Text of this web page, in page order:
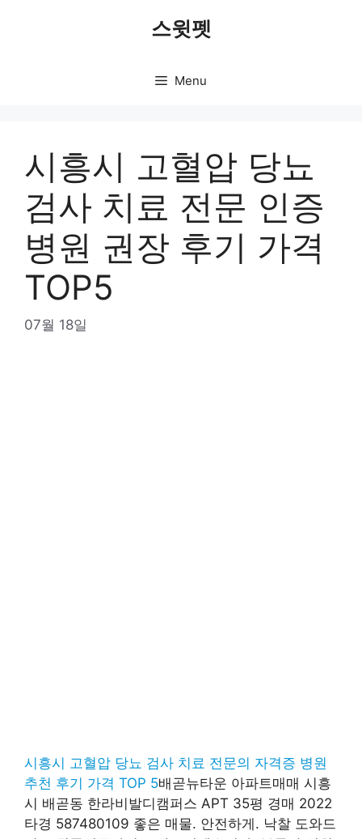
스윗펫
Menu
시흥시 고혈압 당뇨
검사 치료 전문 인증
병원 권장 후기 가격
TOP5
07월 18일
시흥시 고혈압 당뇨 검사 치료 전문의 자격증 병원
추천 후기 가격 TOP 5배곧뉴타운 아파트매매 시흥
시 배곧동 한라비발디캠퍼스 APT 35평 경매 2022
타경 587480109 좋은 매물. 안전하게. 낙찰 도와드